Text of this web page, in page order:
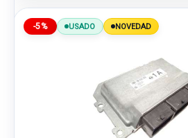
-5% USADO NOVEDAD